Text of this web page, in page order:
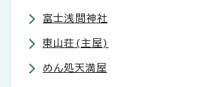
富士浅間神社
東山荘(主屋)
めん処天満屋